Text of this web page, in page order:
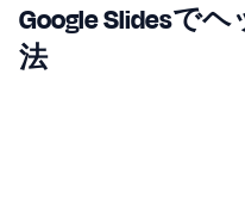
Google Slidesで
法